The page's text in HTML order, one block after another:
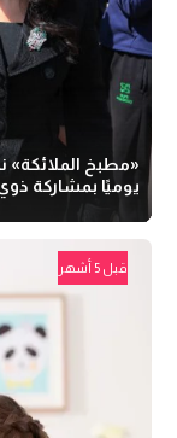
يوميًا بمشاركة ذوي
قبل 5 أشهر